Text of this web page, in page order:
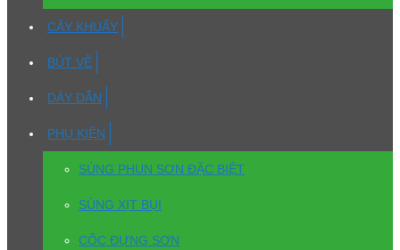
CÂY KHUẤY
BÚT VẼ
DÂY DẪN
PHỤ KIỆN
SÚNG PHUN SƠN ĐẶC BIỆT
SÚNG XỊT BỤI
CỐC ĐỰNG SƠN